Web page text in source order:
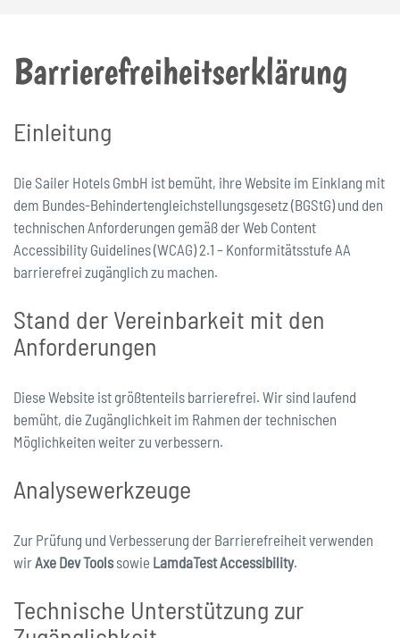
Barrierefreiheitserklärung
Einleitung
Die Sailer Hotels GmbH ist bemüht, ihre Website im Einklang mit
dem Bundes-Behindertengleichstellungsgesetz (BGStG) und den
technischen Anforderungen gemäß der Web Content
Accessibility Guidelines (WCAG) 2.1 – Konformitätsstufe AA
barrierefrei zugänglich zu machen.
Stand der Vereinbarkeit mit den
Anforderungen
Diese Website ist größtenteils barrierefrei. Wir sind laufend
bemüht, die Zugänglichkeit im Rahmen der technischen
Möglichkeiten weiter zu verbessern.
Analysewerkzeuge
Zur Prüfung und Verbesserung der Barrierefreiheit verwenden
wirAxe Dev Toolssowie LamdaTest Accessibility.
Technische Unterstützung zur